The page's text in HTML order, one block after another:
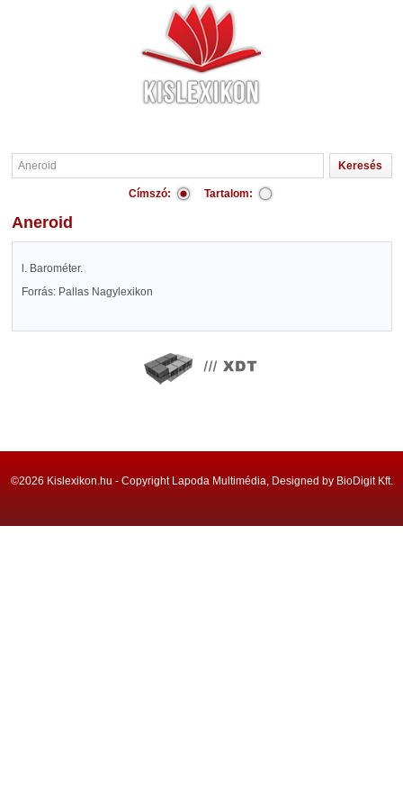
Címszó: Tartalom:
Aneroid
l. Barométer.
Forrás: Pallas Nagylexikon
©2026 Kislexikon.hu - Copyright Lapoda Multimédia, Designed by BioDigit Kft.